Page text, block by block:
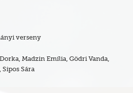
verseny
Madzin Emília, Gödri Vanda,
Sára